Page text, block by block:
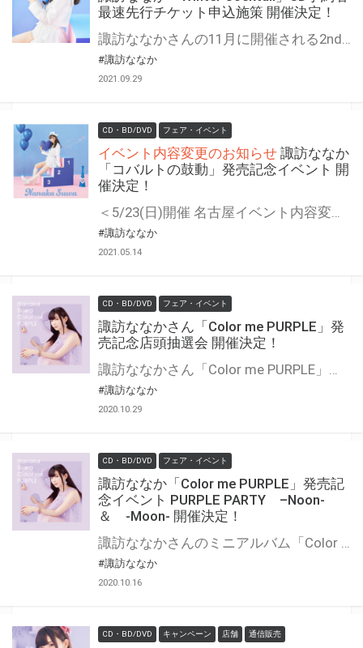
最速先行チケット申込施策 開催決定！
諏訪ななかさんの11月に開催される2ndライブのチケット先行抽選予約申し込み施策の開催が決定！
#諏訪ななか
2021.09.29
CD・BD/DVD フェア・イベント
イベント内容変更のお知らせ 諏訪ななか
「コバルトの鼓動」発売記念イベント 開
催決定！
＜5/23(日)開催 名古屋イベント内容変更のお知らせ＞ ＜6/12(土)開催 東京都内イベント内容変更のお知らせ＞ 2021/5/23(日)名古屋、2021/6/12(土)都内某所にて有観客にて予定しておりました、諏訪ななか 1stシングル「コバルトの鼓動」発売記念イベントにつきまして、新型コロナウイルス感染防止のために発令された緊急事態宣言の期間延長に伴い、アーティストおよび皆様の安全を第一優先とし、やむなくイベント内容を変更させて頂くことにしました。楽しみにされていましたお客様には大変申し訳ございませんが、ご理解ご協力を頂けますよう何卒よろしくお願いします。 【イベント変更内容】 変更内容：1問1答 電話お話し会 ※コロムビアスタッフよりお電話をかけ、その後諏訪ななか本人とお電話にてお話しをして頂くイベントとなります。 ※お電話でのお話しが可能な環境にてご参加をお願いします。 ※開催日時、開催時間に変更はありません。 ※お電話でのお話しとなるため、事前にお客様の質問を受け付けさせて頂きます。 https://columbia.jp/suwananaka/live.html#event 諏訪ななかさんのニューシングル『コバルトの鼓動』の発売記念イベントの開催が決定！！ 対象商品をご購入いただいた方に＜イベント応募用紙＞を1枚差し上げます。 ご応募いただいた方のから抽選でイベントにご招待いたします。 奮ってご応募ください！
#諏訪ななか
2021.05.14
CD・BD/DVD フェア・イベント
諏訪ななかさん「Color me PURPLE」発
売記念店頭抽選会 開催決定！
諏訪ななかさん「Color me PURPLE」が11月4日に発売！ こちらの発売を記念して店頭抽選会の実施が決定しました！ ぜひこの機会にご参加ください！
#諏訪ななか
2020.10.29
CD・BD/DVD フェア・イベント
諏訪ななか「Color me PURPLE」発売記
念イベント PURPLE PARTY –Noon-
＆ -Moon- 開催決定！
諏訪ななかさんのミニアルバム「Color me PURPLE」が発売決定!! そして、このCDの発売を記念してのオンラインイベントも開催が決定！！ 弊社対象店舗で対象商品を全額内金にてご予約または、ご購入頂いたお客様に「イベント応募抽選券」をプレゼント致します。 是非、奮ってご応募ください♪
#諏訪ななか
2020.10.16
CD・BD/DVD キャンペーン 店舗 通信販売